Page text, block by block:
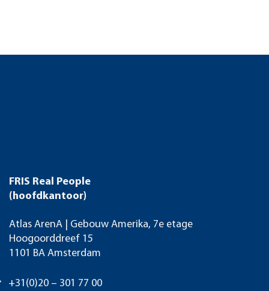
FRIS Real People
(hoofdkantoor)
Atlas ArenA | Gebouw Amerika, 7e etage
Hoogoorddreef 15
1101 BA Amsterdam
+31(0)20 – 301 77 00